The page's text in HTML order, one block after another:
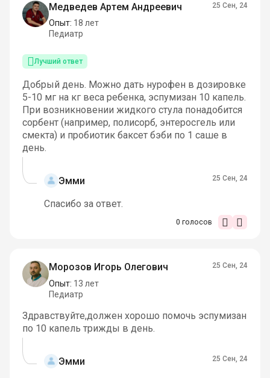
Медведев Артем Андреевич
Опыт: 18 лет
Педиатр
25 Сен, 24
Лучший ответ
Добрый день. Можно дать нурофен в дозировке
5-10 мг на кг веса ребенка, эспумизан 10 капель.
При возникновении жидкого стула понадобится
сорбент (например, полисорб, энтеросгель или
смекта) и пробиотик баксет бэби по 1 саше в
день.
Эмми 25 Сен, 24
Спасибо за ответ.
0 голосов
Морозов Игорь Олегович
Опыт: 13 лет
Педиатр
25 Сен, 24
Здравствуйте,должен хорошо помочь эспумизан
по 10 капель трижды в день.
Эмми 25 Сен, 24